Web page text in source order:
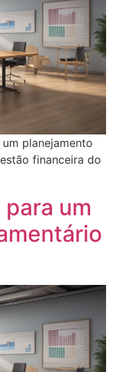
planejamento
financeira do
um